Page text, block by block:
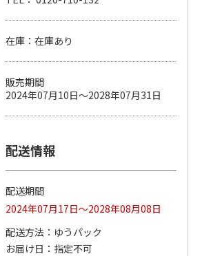
ペット線香 虹のか
なた フルーティフ
ローラルの香り
590円
(送料別・税込)
えBOX とりささ…
380円
(送料別・税込)
在庫：在庫あり
販売期間
2024年07月10日～2028年07月31日
配送情報
配送期間
2024年07月17日～2028年08月08日
配送方法
ゆうパック
お届け日
指定不可